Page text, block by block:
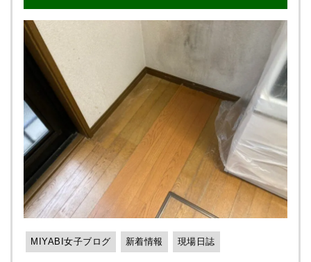
へ工事のご依頼いただき 誠にありがとうございま
した！！！ 【 施工前 】 【 施工後 】
最後まで閲覧いただきありがとうございました(^^♪
屋根塗装・外壁塗装の事 ご自宅のことでお困り
の際は 是非❗️ 雅へお気軽にご相談ください❗️ ✅ 話し
を聞くだけでもOK👌🏻 ✅ お見積もりだけでもOK👌🏻
まずは無料診断から❗️ お待ちしております🌟
ルとは❔❔❔ 簡単に説明すると、排出してしまった
CO²の同じ量を、吸収・除去し、差引ゼロを目指し
ましょうという温暖化対策です👍 窓や、玄関など
の開口部 改修 エコ住宅設備の設置 など 省エネ
に関した リフォームをお考えの場合は、 ぜひ一度
検討してみてくださいね✨ おうちを新しくリフォ
ームし、さらに補助金で還元される🌟 物価高の今
は特にありがたいですね(≧◇≦)💕 雅では ◉こどもエ
コすまい支援事業 ◉先進的窓リノベ事業 こちらに
対応しております😆♪ 一つずつ説明するとすごく
長くなってしまうので、気になる方は是非調べてみ
てください✨ 毎年変わる補助金制度で、私も混乱
しますが😂 対応できるようにたくさん学んでいこ
うと思います❕ そういえば❕ こないだ同じ事務の
る 🌼被保険者が入院や福祉施設に入居していない
👆👆👆 基本的には、こちらの全てが該当する方が対
象になります❕ 例えば、 🌟ヘルニアになってしま
い、家の中に手すりがほしい😣 🌟握るタイプのド
アノブではバランスがくずれ、足や腰に負担がかか
ってしまう為、レバーハンドルにしたい😫 🌟部屋
と廊下の段差につまづいてしまいそうになる😵 な
ど、お困りの時があると思います😫 手摺りをつけ
るにしても予算がかかることなので、迷ってしまわ
れる方も多いのではないでしょうか🥺🥺💦 どんな
場所にどのような危険があるかを把握し、未然に防
事で、利用者・介護者の皆様の負担を少なくし 少
事）
MIYABI女子ブログ 新着情報 現場日誌